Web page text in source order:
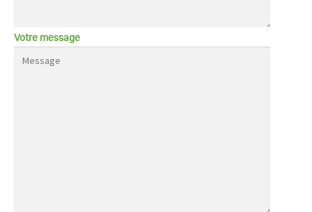
Votre message